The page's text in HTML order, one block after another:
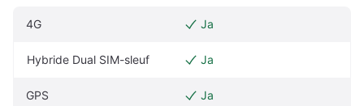
4G Ja
Hybride Dual SIM-sleuf Ja
GPS Ja